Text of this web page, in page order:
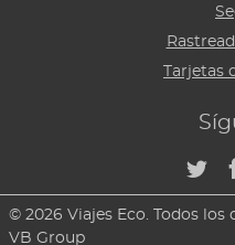
Tarjetas
© 2026 Viajes Eco. Todos los
VB Group